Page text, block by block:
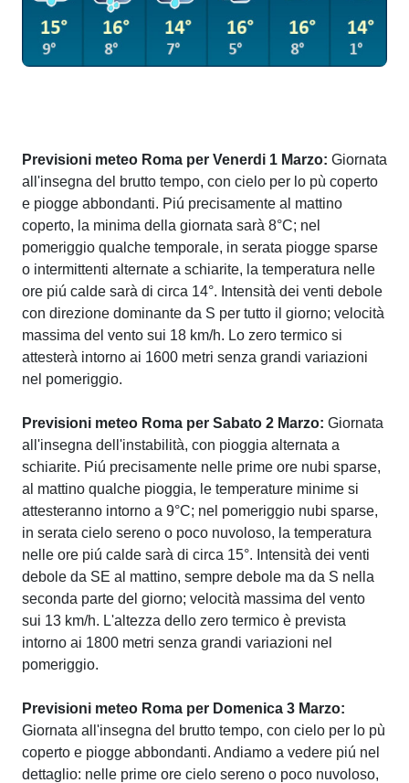
Previsioni meteo Roma per Venerdi 1 Marzo: Giornata
all'insegna del brutto tempo, con cielo per lo pù coperto
e piogge abbondanti. Piú precisamente al mattino
coperto, la minima della giornata sarà 8°C; nel
pomeriggio qualche temporale, in serata piogge sparse
o intermittenti alternate a schiarite, la temperatura nelle
ore piú calde sarà di circa 14°. Intensità dei venti debole
con direzione dominante da S per tutto il giorno; velocità
massima del vento sui 18 km/h. Lo zero termico si
attesterà intorno ai 1600 metri senza grandi variazioni
nel pomeriggio.
Previsioni meteo Roma per Sabato 2 Marzo: Giornata
all'insegna dell'instabilità, con pioggia alternata a
schiarite. Piú precisamente nelle prime ore nubi sparse,
al mattino qualche pioggia, le temperature minime si
attesteranno intorno a 9°C; nel pomeriggio nubi sparse,
in serata cielo sereno o poco nuvoloso, la temperatura
nelle ore piú calde sarà di circa 15°. Intensità dei venti
debole da SE al mattino, sempre debole ma da S nella
seconda parte del giorno; velocità massima del vento
sui 13 km/h. L'altezza dello zero termico è prevista
intorno ai 1800 metri senza grandi variazioni nel
pomeriggio.
Previsioni meteo Roma per Domenica 3 Marzo:
Giornata all'insegna del brutto tempo, con cielo per lo pù
coperto e piogge abbondanti. Andiamo a vedere piú nel
dettaglio: nelle prime ore cielo sereno o poco nuvoloso,